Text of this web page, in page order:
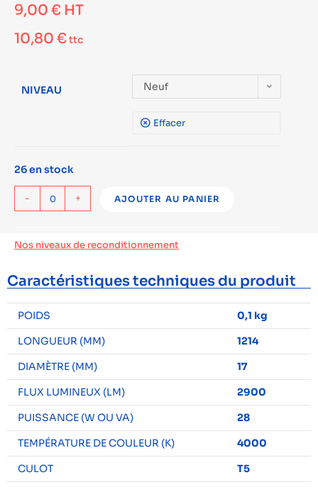
9,00 € HT
10,80 €ttc
NIVEAU Neuf
Effacer
26 en stock
- + AJOUTER AU PANIER
Nos niveaux de reconditionnement
Caractéristiques techniques du produit
POIDS
0,1 kg
LONGUEUR (MM)
1214
DIAMÈTRE (MM)
17
FLUX LUMINEUX (LM)
2900
PUISSANCE (W OU VA)
28
TEMPÉRATURE DE COULEUR (K)
4000
CULOT
T5